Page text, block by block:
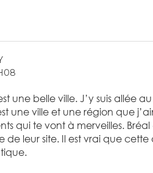
une belle ville. J’y suis allée
une ville et une région que
qui te vont à merveilles.
de leur site. Il est vrai que